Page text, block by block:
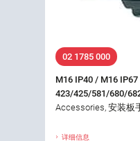
02 1785 000
M16 IP40 / M16
423/425/581/680/
Accessories, 安装板
详细信息